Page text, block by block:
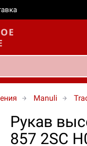
Manuli
Рукав
857 2SC